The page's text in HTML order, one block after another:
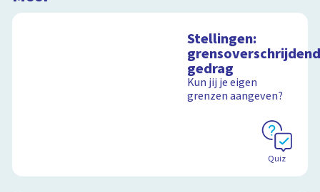
Stellingen:
gedrag
Kun jij je eigen
grenzen aangeven?
Quiz